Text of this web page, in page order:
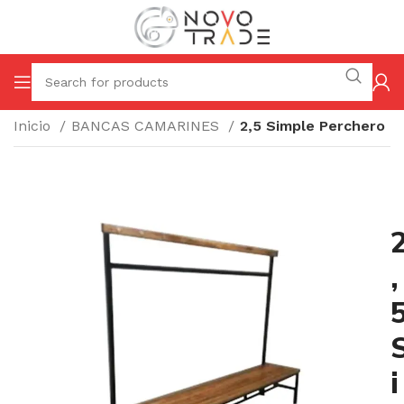
Inicio BANCAS CAMARINES 2,5 Simple Perchero
,
i